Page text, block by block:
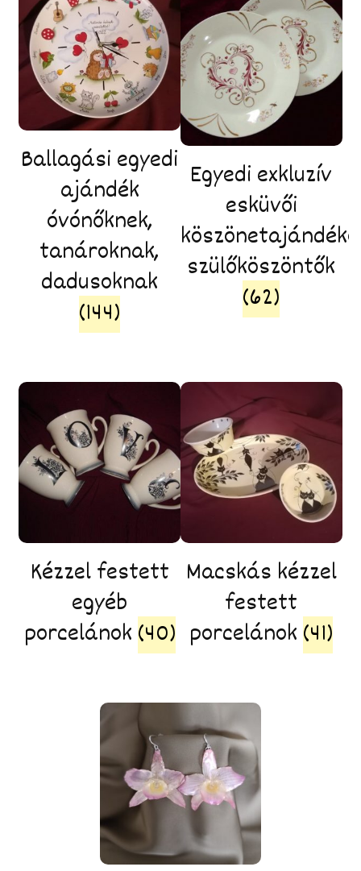
Ballagási egyedi
ajándék
óvónőknek,
tanároknak,
dadusoknak
(144)
Egyedi exkluzív
esküvői
szülőköszöntők
(62)
Kézzel festett
egyéb
porcelánok(40)
Macskás kézzel
festett
porcelánok(41)